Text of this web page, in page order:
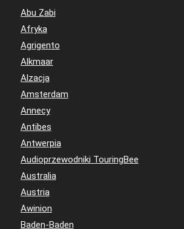
Abu Zabi
Afryka
Agrigento
Alkmaar
Alzacja
Amsterdam
Annecy
Antibes
Antwerpia
Audioprzewodniki TouringBee
Australia
Austria
Awinion
Baden-Baden